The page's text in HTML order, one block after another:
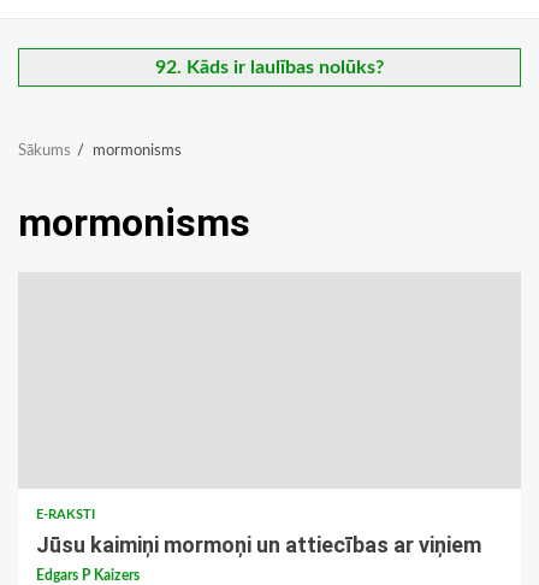
92. Kāds ir laulības nolūks?
Sākums mormonisms
mormonisms
E-RAKSTI
Jūsu kaimiņi mormoņi un attiecības ar viņiem
Edgars P Kaizers